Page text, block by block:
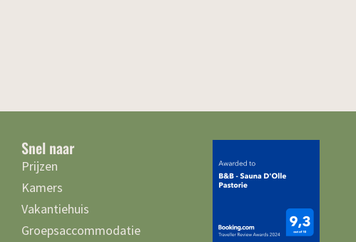
Snel naar
Prijzen
Kamers
Vakantiehuis
Groepsaccommodatie